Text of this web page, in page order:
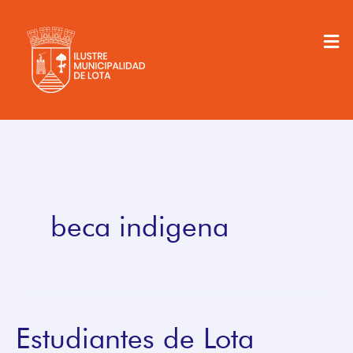
contenido
beca indigena
Estudiantes de Lota
Estudiantes